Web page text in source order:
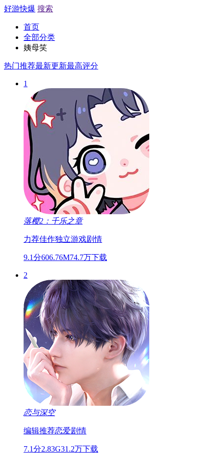
好游快爆 搜索
首页
全部分类
姨母笑
热门推荐最新更新最高评分
1
落樱2：千乐之章
力荐佳作独立游戏剧情
9.1分606.76M74.7万下载
2
恋与深空
编辑推荐恋爱剧情
7.1分2.83G31.2万下载